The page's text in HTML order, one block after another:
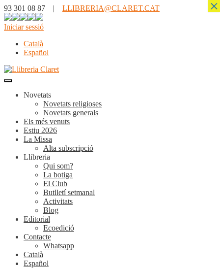
93 301 08 87 | LLIBRERIA@CLARET.CAT
Iniciar sessió
Català
Español
Novetats
Novetats religioses
Novetats generals
Els més venuts
Estiu 2026
La Missa
Alta subscripció
Llibreria
Qui som?
La botiga
El Club
Butlletí setmanal
Activitats
Blog
Editorial
Ecoedició
Contacte
Whatsapp
Català
Español
×